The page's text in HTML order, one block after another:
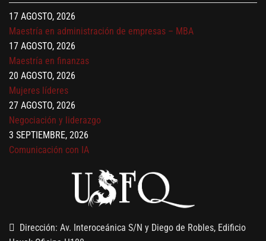
Maestría en administración de empresas – MBA
17 AGOSTO, 2026
Maestría en finanzas
20 AGOSTO, 2026
Mujeres líderes
27 AGOSTO, 2026
Negociación y liderazgo
3 SEPTIEMBRE, 2026
Comunicación con IA
7 SEPTIEMBRE, 2026
Gobernanza de datos
Finanzas para no financieros
Dirección: Av. Interoceánica S/N y Diego de Robles, Edificio